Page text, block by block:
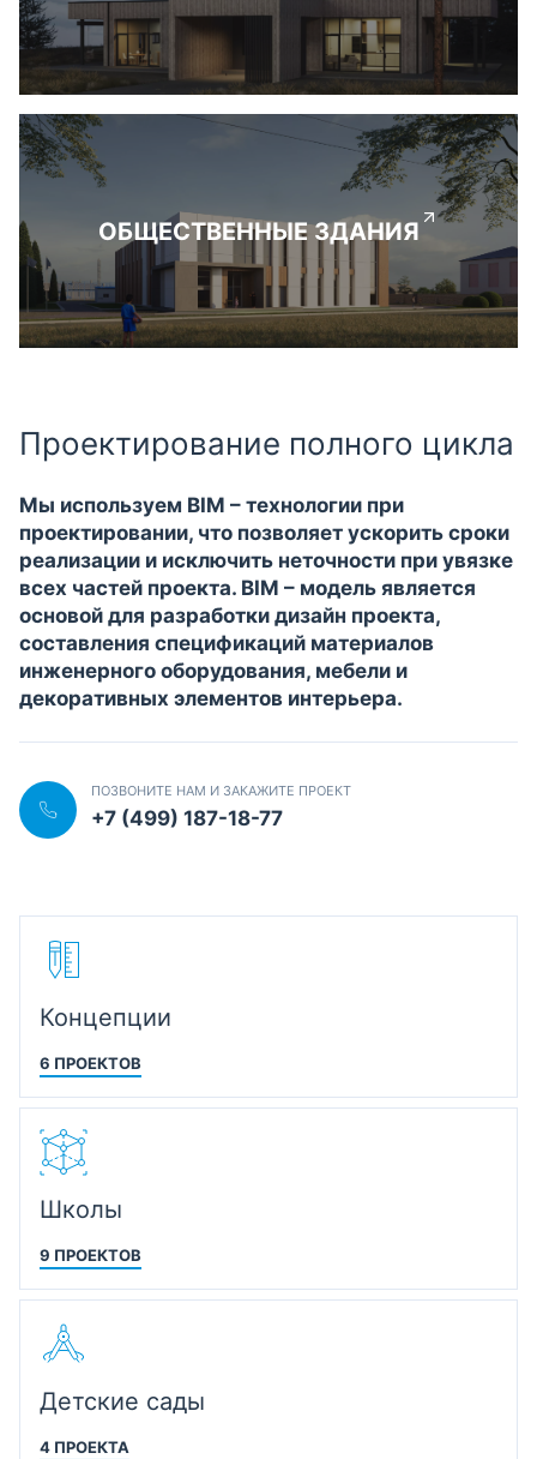
ОБЩЕСТВЕННЫЕ ЗДАНИЯ
Проектирование полного цикла
Мы используем BIM – технологии при
проектировании, что позволяет ускорить сроки
реализации и исключить неточности при увязке
всех частей проекта. BIM – модель является
основой для разработки дизайн проекта,
составления спецификаций материалов
инженерного оборудования, мебели и
декоративных элементов интерьера.
ПОЗВОНИТЕ НАМ И ЗАКАЖИТЕ ПРОЕКТ
+7 (499) 187-18-77
Концепции
6 ПРОЕКТОВ
Школы
9 ПРОЕКТОВ
Детские сады
4 ПРОЕКТА